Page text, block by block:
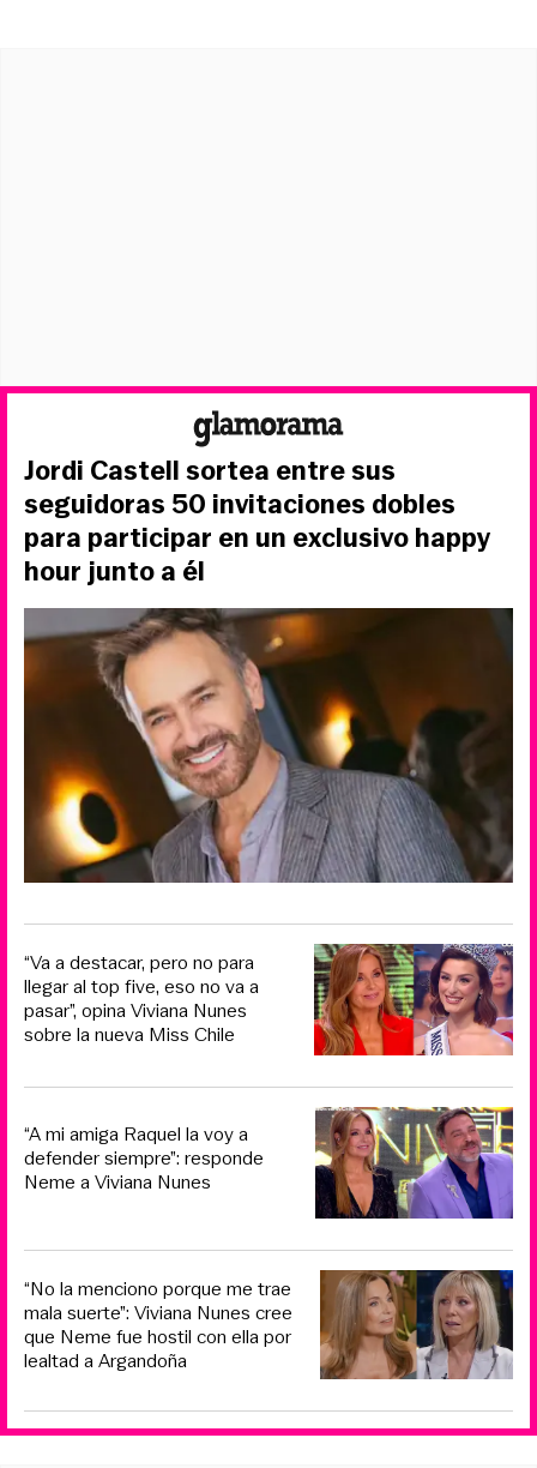
Jordi Castell sortea entre sus
seguidoras 50 invitaciones dobles
para participar en un exclusivo happy
hour junto a él
“Va a destacar, pero no para
llegar al top five, eso no va a
pasar”, opina Viviana Nunes
sobre la nueva Miss Chile
“A mi amiga Raquel la voy a
defender siempre”: responde
Neme a Viviana Nunes
“No la menciono porque me trae
mala suerte”: Viviana Nunes cree
que Neme fue hostil con ella por
lealtad a Argandoña